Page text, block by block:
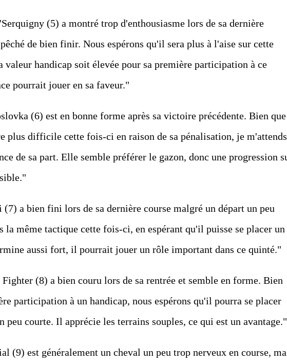
(5) a montré trop d'enthousiasme lors de sa dernière
de bien finir. Nous espérons qu'il sera plus à l'aise sur cette
valeur handicap soit élevée pour sa première participation à ce
pourrait jouer en sa faveur."
(6) est en bonne forme après sa victoire précédente. Bien que
plus difficile cette fois-ci en raison de sa pénalisation, je
de sa part. Elle semble préférer le gazon, donc une progression
a bien fini lors de sa dernière course malgré un départ un peu
la même tactique cette fois-ci, en espérant qu'il puisse se placer un
aussi fort, il pourrait jouer un rôle important dans ce quinté."
(8) a bien couru lors de sa rentrée et semble en forme. Bien
participation à un handicap, nous espérons qu'il pourra se placer
peu courte. Il apprécie les terrains souples, ce qui est un avantage."
(9) est généralement un cheval un peu trop nerveux en course,